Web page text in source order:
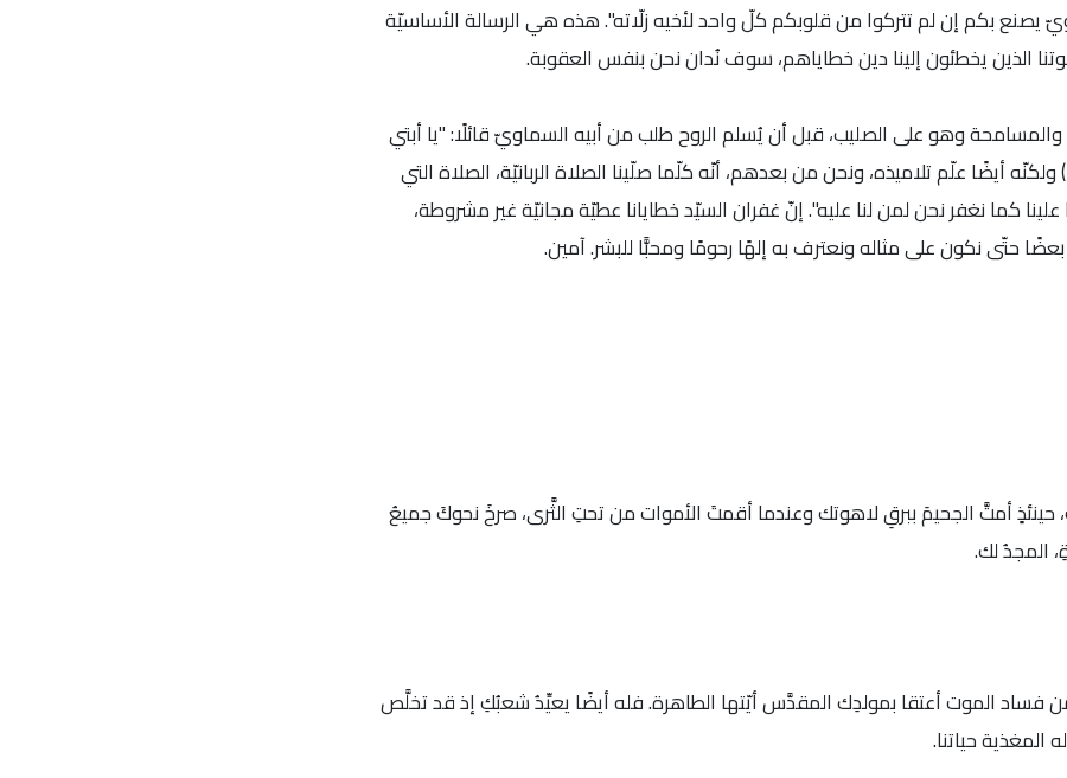
يصنع بكم إن لم تتركوا من قلوبكم كلّ واحد لأخيه زلّاته". هذه هي الرسالة الأساسيّة
الذين يخطئون إلينا دين خطاياهم، سوف نُدان نحن بنفس العقوبة.
وهو على الصليب، قبل أن يُسلم الروح طلب من أبيه السماويّ قائلًا: "يا أبتي
اغفر لهم لأنّهم لا يدرون ماذا يفعلون" (لوقا 34:23) ولكنّه أيضًا علّم تلاميذه، ونحن من بعدهم، أنّه كلّما صلّينا الصلاة الربانيّة، الصلاة التي
كما نغفر نحن لمن لنا عليه". إنّ غفران السيّد خطايانا عطيّة مجانيّة غير مشروطة،
حتّى نكون على مثاله ونعترف به إلهًا رحومًا ومحبًّا للبشر. آمين.
حينئذٍ أمتَّ الجحيمَ ببرقِ لاهوتك وعندما أقمتَ الأموات من تحتِ الثَّرى، صرخَ نحوكَ جميعُ
المجدُ لك.
فساد الموت أعتقا بمولدِك المقدَّس أيّتها الطاهرة. فله أيضًا يعيِّدُ شعبُكِ إذ قد تخلَّص
المغذية حياتنا.